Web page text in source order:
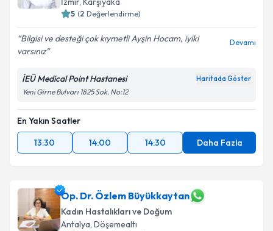
5 (2 Değerlendirme)
Bilgisi ve desteği çok kıymetli Ayşin Hocam, iyiki
varsınız
Devamı
İEÜ Medical Point Hastanesi Haritada Göster
Yeni Girne Bulvarı 1825 Sok. No:12
En Yakın Saatler
13:30
14:00 14:30 Daha Fazla
Op. Dr. Özlem Büyükkaytan
Kadın Hastalıkları ve Doğum
Antalya, Döşemealtı